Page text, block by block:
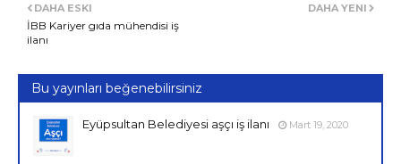
DAHA YENI
DAHA ESKI
İBB Kariyer gıda mühendisi iş
ilanı
Bu yayınları beğenebilirsiniz
Eyüpsultan Belediyesi aşçı iş ilanı Mart 19, 2020